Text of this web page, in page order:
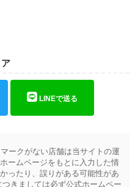
LINEで送る
ークがない店舗は当サイトの運
ームページをもとに入力した情
ったり、誤りがある可能性があ
きましては必ず公式ホームペー